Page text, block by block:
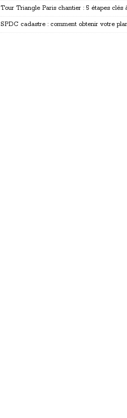
Tour Triangle Paris chantier : 5 étapes clés
SPDC cadastre : comment obtenir votre